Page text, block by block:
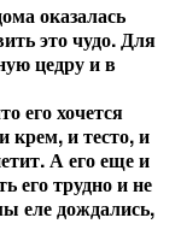
оказалась
это чудо. Для
цедру и в
его хочется
крем, и тесто, и
А его еще и
его трудно и не
еле дождались,